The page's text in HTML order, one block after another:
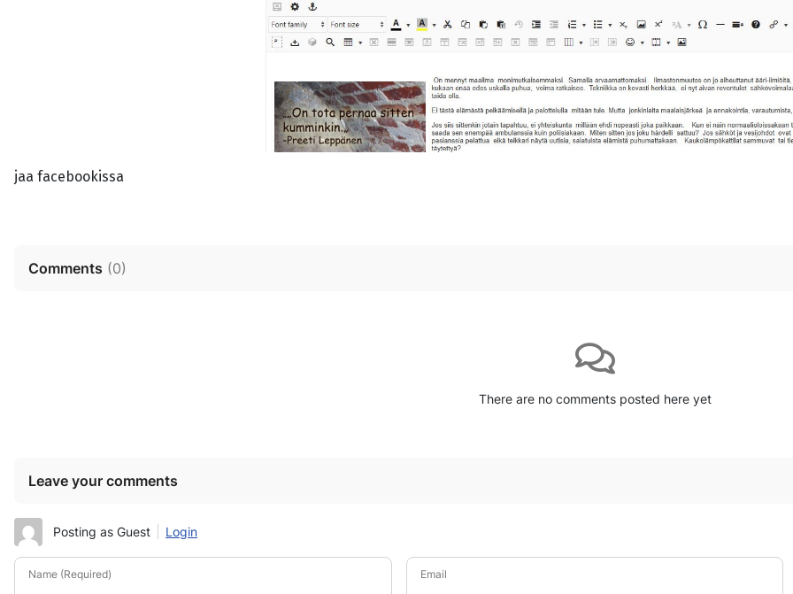
jaa facebookissa
Comments (0)
There are no comments posted here yet
Leave your comments
Posting as Guest Login
Name (Required) Email